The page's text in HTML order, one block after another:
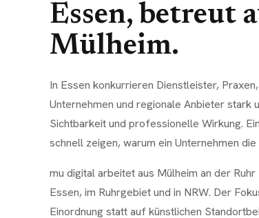
Essen, betreut
Mülheim.
In Essen konkurrieren Dienstleister,
Unternehmen und regionale Anbieter stark
Sichtbarkeit und professionelle Wirkung.
schnell zeigen, warum ein Unternehmen
mu digital arbeitet aus Mülheim an der
Essen, im Ruhrgebiet und in NRW. Der
Einordnung statt auf künstlichen